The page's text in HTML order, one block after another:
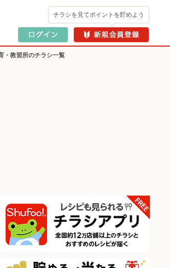
チラシを見てポイントを貯めよう
・教習所のチラシ一覧